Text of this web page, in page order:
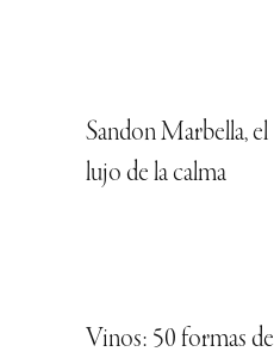
Sandon Marbella, el
lujo de la calma
Vinos: 50 formas de